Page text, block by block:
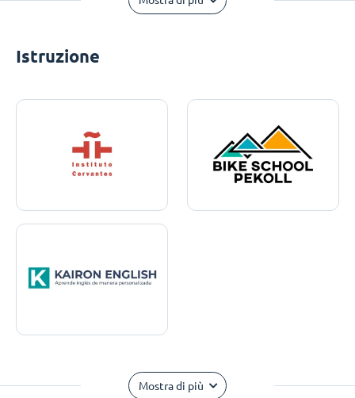
Istruzione
Mostra di più